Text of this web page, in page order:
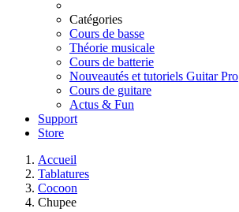
Catégories
Cours de basse
Théorie musicale
Cours de batterie
Nouveautés et tutoriels Guitar Pro
Cours de guitare
Actus & Fun
Support
Store
Accueil
Tablatures
Cocoon
Chupee